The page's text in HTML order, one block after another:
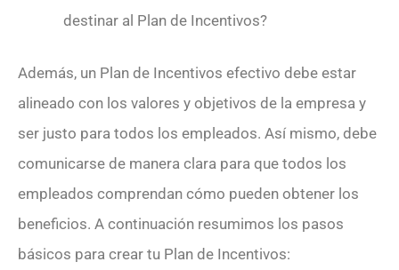
destinar al Plan de Incentivos?
Además, un Plan de Incentivos efectivo debe estar
alineado con los valores y objetivos de la empresa y
ser justo para todos los empleados. Así mismo, debe
comunicarse de manera clara para que todos los
empleados comprendan cómo pueden obtener los
beneficios. A continuación resumimos los pasos
básicos para crear tu Plan de Incentivos: